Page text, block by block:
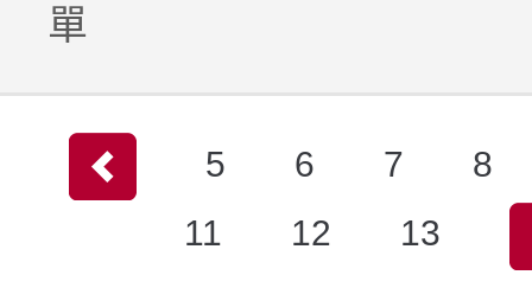
單
5 6 7
8
11
12 13